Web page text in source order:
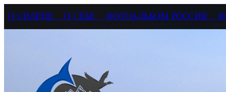
О СИЛЕНЕ О СЕБЕ ФОТОАЛЬБОМ РОССИЯ